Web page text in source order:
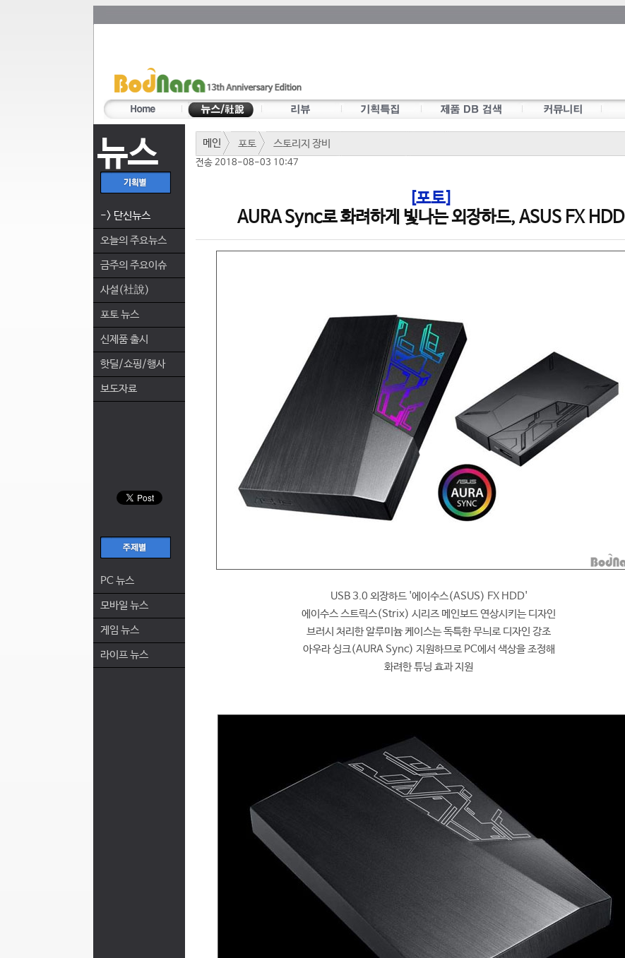
뉴스
-> 단신뉴스
오늘의 주요뉴스
금주의 주요이슈
사설(社說)
포토 뉴스
신제품 출시
핫딜/쇼핑/행사
보도자료
PC 뉴스
모바일 뉴스
게임 뉴스
라이프 뉴스
메인 포토 스토리지 장비
전송 2018-08-03 10:47
[포토]
AURA Sync로 화려하게 빛나는 외장하드, ASUS FX HDD
USB 3.0 외장하드 '에이수스(ASUS) FX HDD'
에이수스 스트릭스(Strix) 시리즈 메인보드 연상시키는 디자인
브러시 처리한 알루미늄 케이스는 독특한 무늬로 디자인 강조
아우라 싱크(AURA Sync) 지원하므로 PC에서 색상을 조정해
화려한 튜닝 효과 지원